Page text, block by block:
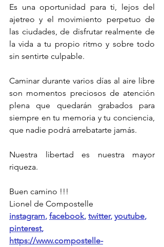
Es una oportunidad para ti, lejos del
ajetreo y el movimiento perpetuo de
las ciudades, de disfrutar realmente de
la vida a tu propio ritmo y sobre todo
sin sentirte culpable.
Caminar durante varios días al aire libre
son momentos preciosos de atención
plena que quedarán grabados para
siempre en tu memoria y tu conciencia,
que nadie podrá arrebatarte jamás.
Nuestra libertad es nuestra mayor
riqueza.
Buen camino !!!
Lionel de Compostelle
instagram, facebook, twitter, youtube,
pinterest,
https://www.compostelle-